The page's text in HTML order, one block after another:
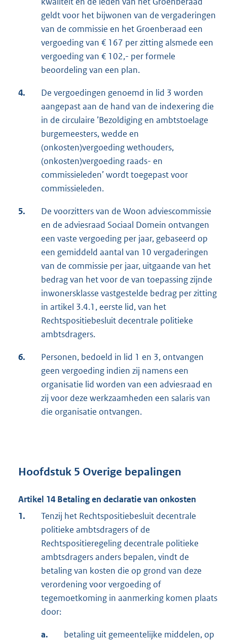
geldt voor het bijwonen van de vergaderingen
van de commissie en het Groenberaad een
vergoeding van € 167 per zitting alsmede een
vergoeding van € 102,- per formele
beoordeling van een plan.
4.
De vergoedingen genoemd in lid 3 worden
aangepast aan de hand van de indexering die
in de circulaire ’Bezoldiging en ambtstoelage
burgemeesters, wedde en
(onkosten)vergoeding wethouders,
(onkosten)vergoeding raads- en
commissieleden’ wordt toegepast voor
commissieleden.
5.
De voorzitters van de Woon adviescommissie
en de adviesraad Sociaal Domein ontvangen
een vaste vergoeding per jaar, gebaseerd op
een gemiddeld aantal van 10 vergaderingen
van de commissie per jaar, uitgaande van het
bedrag van het voor de van toepassing zijnde
inwonersklasse vastgestelde bedrag per zitting
in artikel 3.4.1, eerste lid, van het
Rechtspositiebesluit decentrale politieke
ambtsdragers.
6.
Personen, bedoeld in lid 1 en 3, ontvangen
geen vergoeding indien zij namens een
organisatie lid worden van een adviesraad en
zij voor deze werkzaamheden een salaris van
die organisatie ontvangen.
Hoofdstuk 5 Overige bepalingen
Artikel 14 Betaling en declaratie van onkosten
1.
Tenzij het Rechtspositiebesluit decentrale
politieke ambtsdragers of de
Rechtspositieregeling decentrale politieke
ambtsdragers anders bepalen, vindt de
betaling van kosten die op grond van deze
verordening voor vergoeding of
tegemoetkoming in aanmerking komen plaats
door:
a.
betaling uit gemeentelijke middelen, op